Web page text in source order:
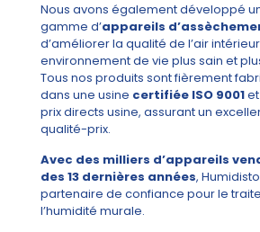
Nous avons également développé
gamme d’appareils
d’améliorer la qualité de l’air
environnement de vie plus sain et
Tous nos produits sont fièrement
dans une usine certifiée ISO 9001
prix directs usine, assurant un
qualité-prix.
Avec des milliers d’appareils
des 13 dernières années,
partenaire de confiance pour le
l’humidité murale.